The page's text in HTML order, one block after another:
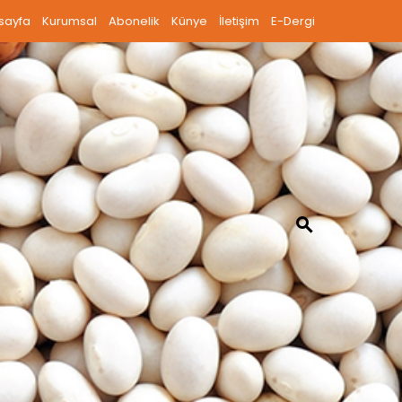
Kurumsal Abonelik Künye İletişim E-Dergi